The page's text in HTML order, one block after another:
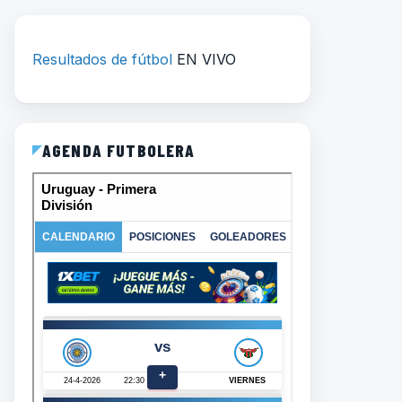
Resultados de fútbol EN VIVO
AGENDA FUTBOLERA